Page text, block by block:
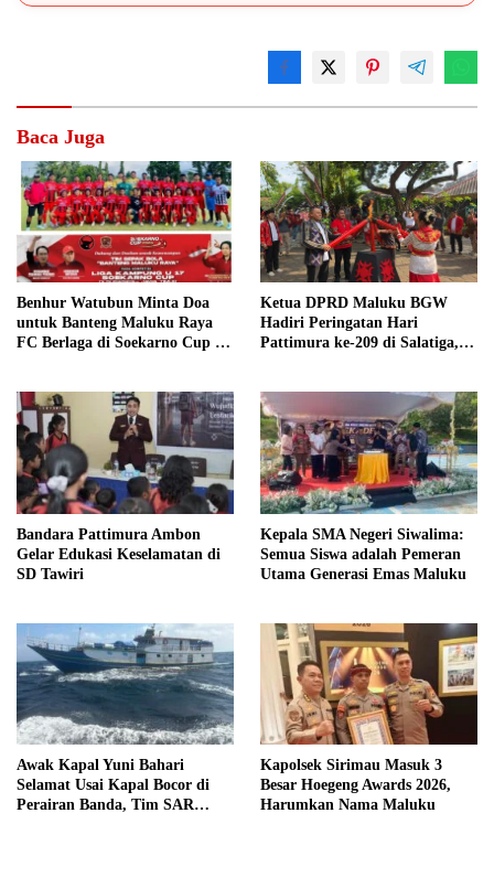
Baca Juga
Benhur Watubun Minta Doa
untuk Banteng Maluku Raya
FC Berlaga di Soekarno Cup U-
Ketua DPRD Maluku BGW
Hadiri Peringatan Hari
Pattimura ke-209 di Salatiga,
Bandara Pattimura Ambon
Gelar Edukasi Keselamatan di
SD Tawiri
Kepala SMA Negeri Siwalima:
Semua Siswa adalah Pemeran
Utama Generasi Emas Maluku
Awak Kapal Yuni Bahari
Selamat Usai Kapal Bocor di
Perairan Banda, Tim SAR
Kapolsek Sirimau Masuk 3
Besar Hoegeng Awards 2026,
Harumkan Nama Maluku